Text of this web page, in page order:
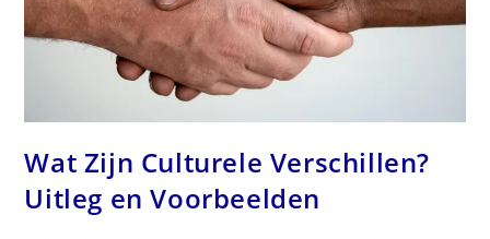
Wat Zijn Culturele Verschillen?
Uitleg en Voorbeelden